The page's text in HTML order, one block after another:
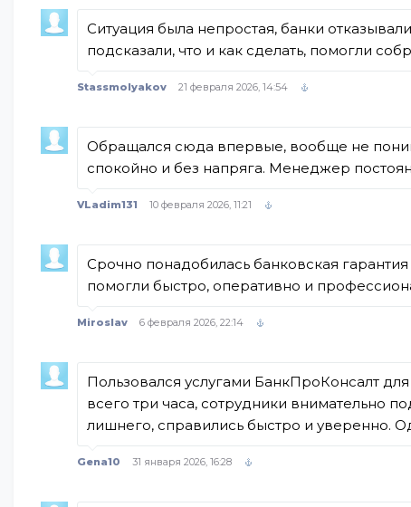
Ситуация была непростая, банки
подсказали, что и как сделать, помогли
Stassmolyakov 21 февраля 2026, 14:54
Обращался сюда впервые, вообще не
спокойно и без напряга. Менеджер
VLadim131 10 февраля 2026, 11:21
Срочно понадобилась банковская
помогли быстро, оперативно и
Miroslav 6 февраля 2026, 22:14
Пользовался услугами БанкПроКонсалт
всего три часа, сотрудники внимательно
лишнего, справились быстро и уверенно.
Gena10 31 января 2026, 16:28